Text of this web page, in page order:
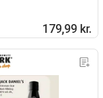
179,99 kr.